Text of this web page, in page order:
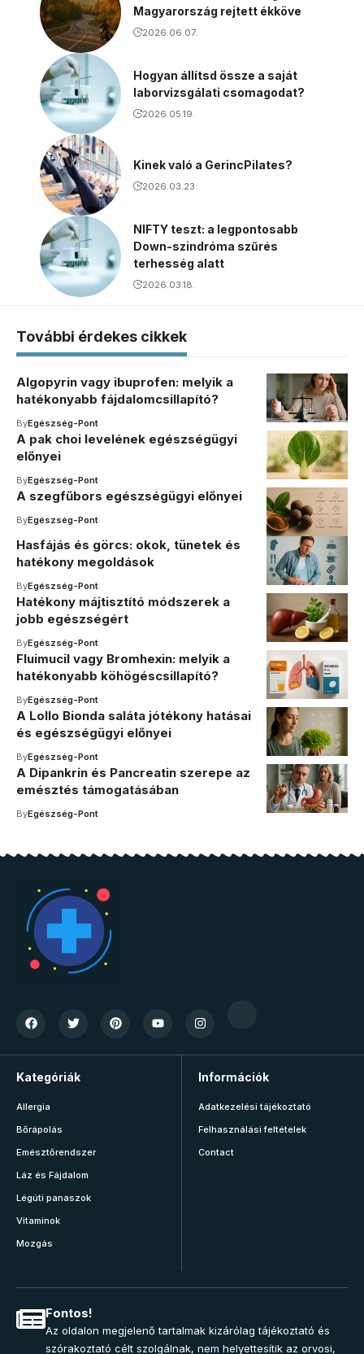
Magyarország rejtett ékköve
2026.06.07.
Hogyan állítsd össze a saját
laborvizsgálati csomagodat?
2026.05.19.
Kinek való a GerincPilates?
2026.03.23.
NIFTY teszt: a legpontosabb
Down-szindróma szűrés
terhesség alatt
2026.03.18.
További érdekes cikkek
Algopyrin vagy ibuprofen: melyik a
hatékonyabb fájdalomcsillapító?
ByEgészség-Pont
A pak choi levelének egészségügyi
előnyei
ByEgészség-Pont
A szegfűbors egészségügyi előnyei
ByEgészség-Pont
Hasfájás és görcs: okok, tünetek és
hatékony megoldások
ByEgészség-Pont
Hatékony májtisztító módszerek a
jobb egészségért
ByEgészség-Pont
Fluimucil vagy Bromhexin: melyik a
hatékonyabb köhögéscsillapító?
ByEgészség-Pont
A Lollo Bionda saláta jótékony hatásai
és egészségügyi előnyei
ByEgészség-Pont
A Dipankrin és Pancreatin szerepe az
emésztés támogatásában
ByEgészség-Pont
Kategóriák
Allergia
Bőrápolás
Emésztőrendszer
Láz és Fájdalom
Légúti panaszok
Vitaminok
Mozgás
Információk
Adatkezelési tájékoztató
Felhasználási feltételek
Contact
Fontos!
Az oldalon megjelenő tartalmak kizárólag tájékoztató és
szórakoztató célt szolgálnak, nem helyettesítik az orvosi,